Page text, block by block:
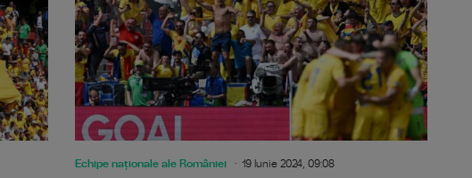
Echipe naționale ale României 19 Iunie 2024, 09:08